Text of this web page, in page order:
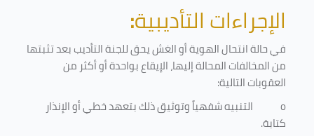
الإجراءات التأديبية:
في حالة انتحال الهوية أو الغش يحق للجنة التأديب بعد تثبتها
من المخالفات المحالة إليها، الإيقاع بواحدة أو أكثر من
العقوبات التالية:
o
التنبيه شفهياً وتوثيق ذلك بتعهد خطي أو الإنذار
كتابة.